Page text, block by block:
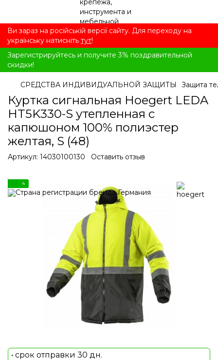
Ви зараз на російській версії сайту. Для переходу на
українську натисніть тут!
Зарегистрируйтесь и получите 3% поздравительной
скидки!
СРЕДСТВА ИНДИВИДУАЛЬНОЙ ЗАЩИТЫ Защита
Куртка сигнальная Hoegert LEDA
HT5K330-S утепленная с
капюшоном 100% полиэстер
желтая, S (48)
Артикул: 14030100130 Оставить отзыв
4
• срок отправки 30 дн.